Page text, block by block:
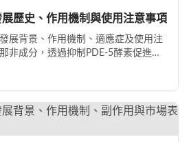
歷史、作用機制與使用注意事項
展背景、作用機制、適應症及使用注
非成分，透過抑制PDE-5酵素促進血